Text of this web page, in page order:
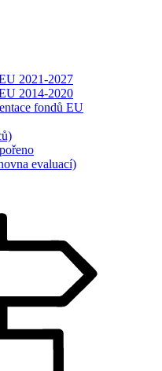
2021-2027
2014-2020
fondů EU
evaluací)